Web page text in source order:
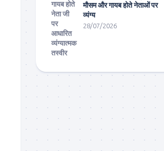
मौसम और गायब होते नेताओं पर
व्यंग्य
28/07/2026